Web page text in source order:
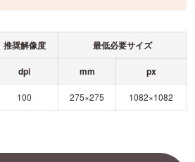
推奨解像度 最低必要サイズ
dpi mm px
100 275×275 1082×1082